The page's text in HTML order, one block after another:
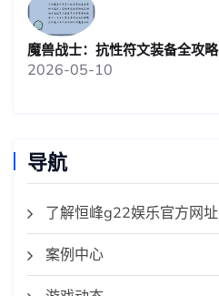
魔兽战士：抗性符文装备全攻略
2026-05-10
导航
了解恒峰g22娱乐官方网址
案例中心